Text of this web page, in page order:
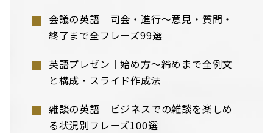
会議の英語｜司会・進行〜意見・質問・
終了まで全フレーズ99選
英語プレゼン｜始め方〜締めまで全例文
と構成・スライド作成法
雑談の英語｜ビジネスでの雑談を楽しめ
る状況別フレーズ100選